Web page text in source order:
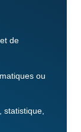
de
ou